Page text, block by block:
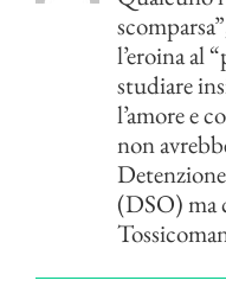
l’eroina al
studiare
l’amore e
non
(DSO) ma